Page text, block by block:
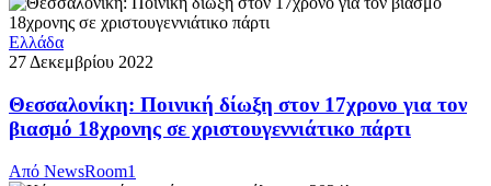
Ελλάδα
27 Δεκεμβρίου 2022
Θεσσαλονίκη: Ποινική δίωξη στον 17χρονο για τον
βιασμό 18χρονης σε χριστουγεννιάτικο πάρτι
Από NewsRoom1